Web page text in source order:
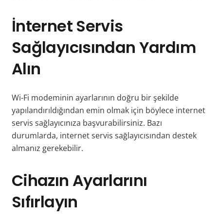
İnternet Servis
Sağlayıcısından Yardım
Alın
Wi-Fi modeminin ayarlarının doğru bir şekilde
yapılandırıldığından emin olmak için böylece internet
servis sağlayıcınıza başvurabilirsiniz. Bazı
durumlarda, internet servis sağlayıcısından destek
almanız gerekebilir.
Cihazın Ayarlarını
Sıfırlayın